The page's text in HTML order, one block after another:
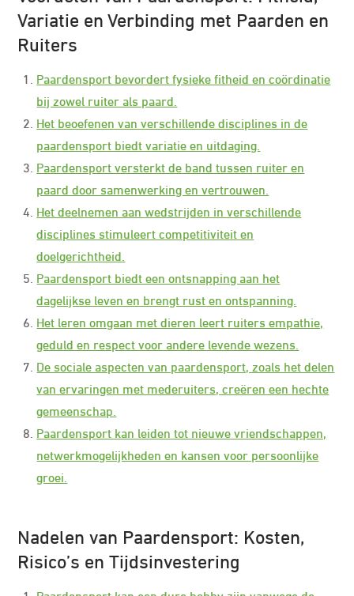
Variatie en Verbinding met Paarden en
Ruiters
Paardensport bevordert fysieke fitheid en coördinatie
bij zowel ruiter als paard.
Het beoefenen van verschillende disciplines in de
paardensport biedt variatie en uitdaging.
Paardensport versterkt de band tussen ruiter en
paard door samenwerking en vertrouwen.
Het deelnemen aan wedstrijden in verschillende
disciplines stimuleert competitiviteit en
doelgerichtheid.
Paardensport biedt een ontsnapping aan het
dagelijkse leven en brengt rust en ontspanning.
Het leren omgaan met dieren leert ruiters empathie,
geduld en respect voor andere levende wezens.
De sociale aspecten van paardensport, zoals het delen
van ervaringen met mederuiters, creëren een hechte
gemeenschap.
Paardensport kan leiden tot nieuwe vriendschappen,
netwerkmogelijkheden en kansen voor persoonlijke
groei.
Nadelen van Paardensport: Kosten,
Risico’s en Tijdsinvestering